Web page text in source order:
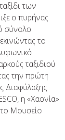
των
ο πυρήνας
σύνολο
το
ταξιδιού
την πρώτη
Διαφύλαξης
η «Χαονία»
Μουσείο